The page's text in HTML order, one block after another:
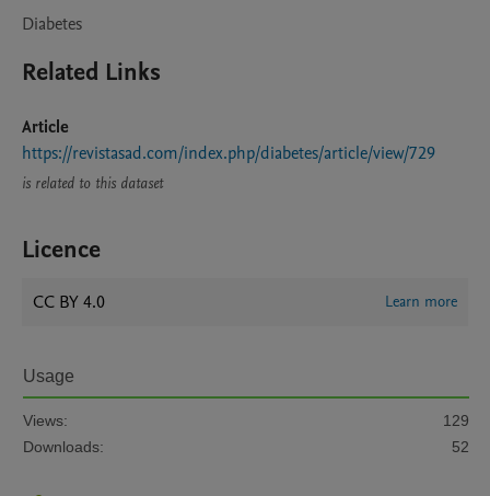
Diabetes
Related Links
Article
https://revistasad.com/index.php/diabetes/article/view/729
is related to this dataset
Licence
CC BY 4.0 Learn more
Usage
Views:
129
Downloads:
52